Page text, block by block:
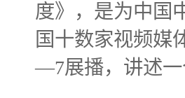
度》，是为中国
国十数家视频媒
—7展播，讲述一